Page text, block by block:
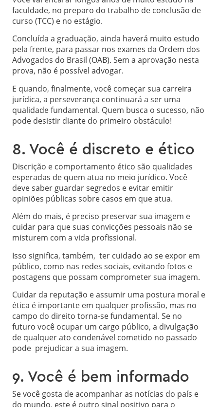
faculdade, no preparo do trabalho de conclusão de
curso (TCC) e no estágio.
Concluída a graduação, ainda haverá muito estudo
pela frente, para passar nos exames da Ordem dos
Advogados do Brasil (OAB). Sem a aprovação nesta
prova, não é possível advogar.
E quando, finalmente, você começar sua carreira
jurídica, a perseverança continuará a ser uma
qualidade fundamental. Quem busca o sucesso, não
pode desistir diante do primeiro obstáculo!
8. Você é discreto e ético
Discrição e comportamento ético são qualidades
esperadas de quem atua no meio jurídico. Você
deve saber guardar segredos e evitar emitir
opiniões públicas sobre casos em que atua.
Além do mais, é preciso preservar sua imagem e
cuidar para que suas convicções pessoais não se
misturem com a vida profissional.
Isso significa, também, ter cuidado ao se expor em
público, como nas redes sociais, evitando fotos e
postagens que possam comprometer sua imagem.
Cuidar da reputação e assumir uma postura moral e
ética é importante em qualquer profissão, mas no
campo do direito torna-se fundamental. Se no
futuro você ocupar um cargo público, a divulgação
de qualquer ato condenável cometido no passado
pode prejudicar a sua imagem.
9. Você é bem informado
Se você gosta de acompanhar as notícias do país e
do mundo, este é outro sinal positivo para o